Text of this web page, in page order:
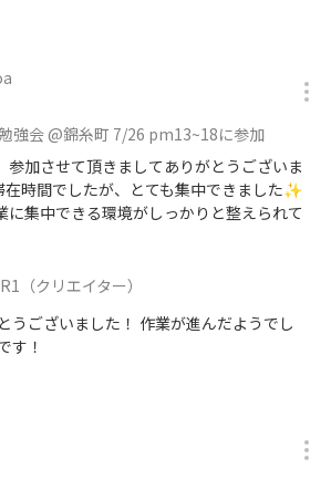
強会 @錦糸町 7/26 pm13~18に参加
参加させて頂きましてありがとうございま
時間でしたが、とても集中できました✨
に集中できる環境がしっかりと整えられて
（クリエイター）
うございました！ 作業が進んだようでし
す！